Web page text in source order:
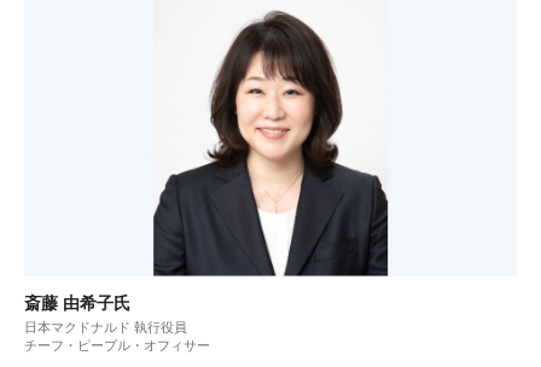
斎藤 由希子氏
日本マクドナルド 執行役員
チーフ・ピープル・オフィサー